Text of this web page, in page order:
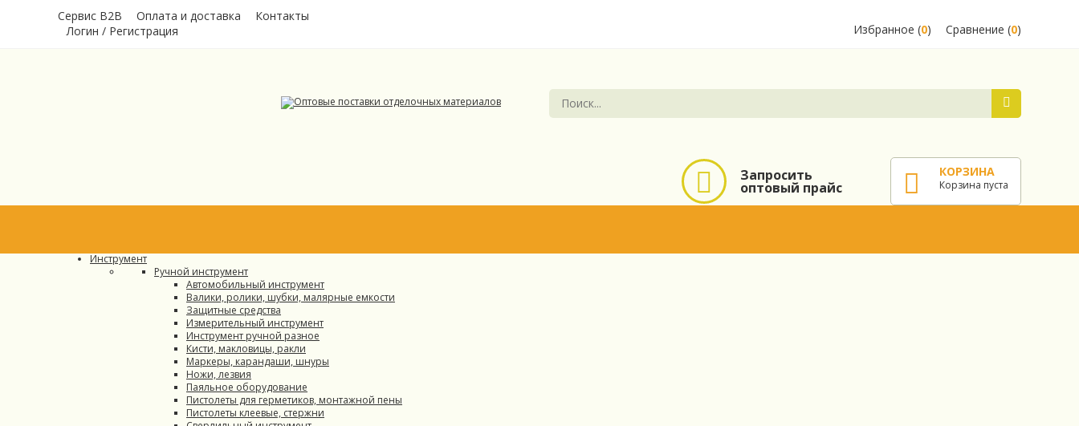
Сервис B2B Оплата и доставка
Контакты
Логин / Регистрация Сравнение (0)
Избранное (0)
Запросить
оптовый прайс
КОРЗИНА
Корзина пуста
Инструмент
Ручной инструмент
Автомобильный инструмент
Валики, ролики, шубки, малярные емкости
Защитные средства
Измерительный инструмент
Инструмент ручной разное
Кисти, макловицы, ракли
Маркеры, карандаши, шнуры
Ножи, лезвия
Паяльное оборудование
Пистолеты для герметиков, монтажной пены
Пистолеты клеевые, стержни